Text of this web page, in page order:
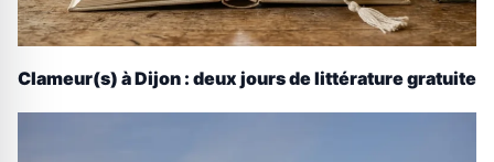
Clameur(s) à Dijon : deux jours de littérature gratuite